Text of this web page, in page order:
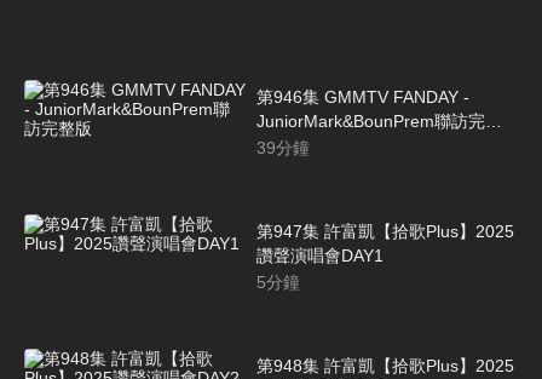
第946集 GMMTV FANDAY -
JuniorMark&BounPrem聯訪完整
版
39分鐘
第947集 許富凱【拾歌Plus】2025
讚聲演唱會DAY1
5分鐘
第948集 許富凱【拾歌Plus】2025